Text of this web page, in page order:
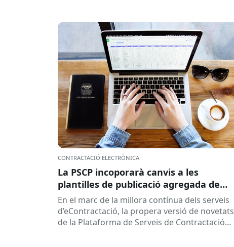
CONTRACTACIÓ ELECTRÒNICA
La PSCP incoporarà canvis a les
plantilles de publicació agregada de
contractes per millorar la integració
amb el RPC
En el marc de la millora contínua dels serveis
d’eContractació, la propera versió de novetats
de la Plataforma de Serveis de Contractació